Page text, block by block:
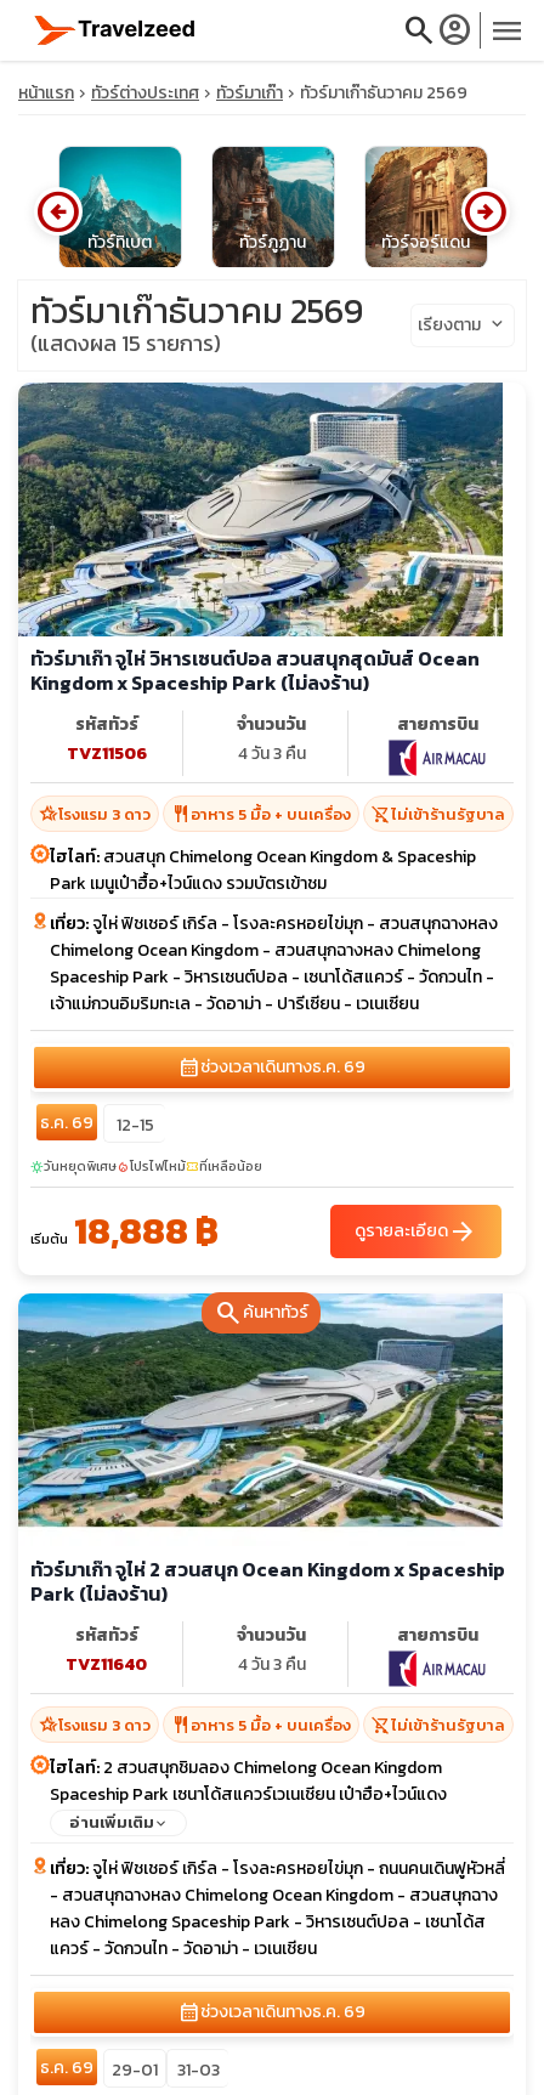
searchaccount_circle menu
close
travel_explore
calendar_month
search
หน้าแรก ทัวร์ต่างประเทศ ทัวร์มาเก๊า ทัวร์มาเก๊าธันวาคม 2569
ทัวร์ทิเบต ทัวร์ภูฏาน ทัวร์จอร์แดน
arrow_circle_left arrow_circle_right
search ค้นหาทัวร์
ทัวร์มาเก๊าธันวาคม 2569
(แสดงผล 15 รายการ)
เรียงตาม keyboard_arrow_down
ทัวร์มาเก๊า จูไห่ วิหารเซนต์ปอล สวนสนุกสุดมันส์ Ocean
Kingdom x Spaceship Park (ไม่ลงร้าน)
รหัสทัวร์
TVZ11506
จำนวนวัน
4 วัน 3 คืน
สายการบิน
hotel_classโรงแรม 3 ดาว restaurant อาหาร 5 มื้อ + บนเครื่อง shopping_cart_offไม่เข้าร้านรัฐบาล
ไฮไลท์:สวนสนุก Chimelong Ocean Kingdom & Spaceship
Park เมนูเป๋าฮื้อ+ไวน์แดง รวมบัตรเข้าชม
เที่ยว:จูไห่ ฟิชเชอร์ เกิร์ล - โรงละครหอยไข่มุก - สวนสนุกฉางหลง
Chimelong Ocean Kingdom - สวนสนุกฉางหลง Chimelong
Spaceship Park - วิหารเซนต์ปอล - เซนาโด้สแควร์ - วัดกวนไท -
เจ้าแม่กวนอิมริมทะเล - วัดอาม่า - ปารีเซียน - เวเนเซียน
calendar_monthช่วงเวลาเดินทางธ.ค. 69
ธ.ค. 69 12-15
sunnyวันหยุดพิเศษlocal_fire_departmentโปรไฟไหม้confirmation_numberที่เหลือน้อย
เริ่มต้น 18,888 ฿ ดูรายละเอียดarrow_forward
ทัวร์มาเก๊า จูไห่ 2 สวนสนุก Ocean Kingdom x Spaceship
Park (ไม่ลงร้าน)
รหัสทัวร์
TVZ11640
จำนวนวัน
4 วัน 3 คืน
สายการบิน
hotel_classโรงแรม 3 ดาว restaurant อาหาร 5 มื้อ + บนเครื่อง shopping_cart_offไม่เข้าร้านรัฐบาล
ไฮไลท์:2 สวนสนุกชิมลอง Chimelong Ocean Kingdom
Spaceship Park เซนาโด้สแควร์เวเนเชียน เป๋าฮือ+ไวน์แดง
อ่านเพิ่มเติม
เที่ยว:จูไห่ ฟิชเชอร์ เกิร์ล - โรงละครหอยไข่มุก - ถนนคนเดินฟูหัวหลี่
- สวนสนุกฉางหลง Chimelong Ocean Kingdom - สวนสนุกฉาง
หลง Chimelong Spaceship Park - วิหารเซนต์ปอล - เซนาโด้ส
แควร์ - วัดกวนไท - วัดอาม่า - เวเนเชียน
calendar_monthช่วงเวลาเดินทางธ.ค. 69
ธ.ค. 69 29-01 31-03